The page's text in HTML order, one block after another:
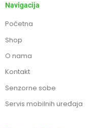
Navigacija
Početna
Shop
O nama
Kontakt
Senzorne sobe
Servis mobilnih uređaja